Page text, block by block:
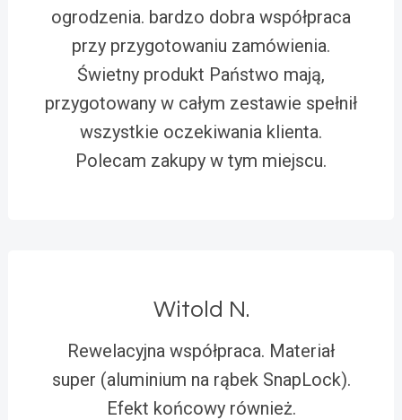
ogrodzenia. bardzo dobra współpraca
przy przygotowaniu zamówienia.
Świetny produkt Państwo mają,
przygotowany w całym zestawie spełnił
wszystkie oczekiwania klienta.
Polecam zakupy w tym miejscu.
Witold N.
Rewelacyjna współpraca. Materiał
super (aluminium na rąbek SnapLock).
Efekt końcowy również.